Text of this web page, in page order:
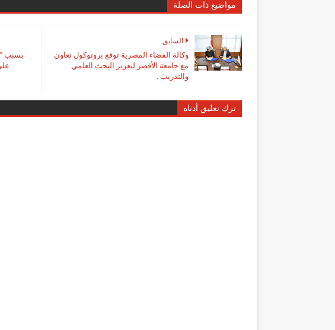
مواضيع ذات الصلة
بسبب
السابق
وكالة الفضاء المصرية توقع بروتوكول تعاون
مع جامعة الأقصر لتعزيز البحث العلمي
والتدريب .
ترك تعليق أدناه